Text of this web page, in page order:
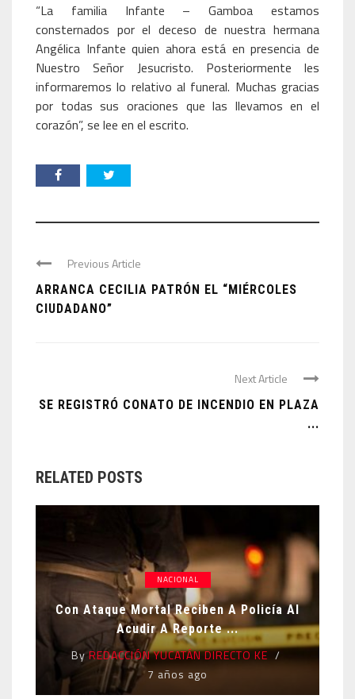
“La familia Infante – Gamboa estamos
consternados por el deceso de nuestra hermana
Angélica Infante quien ahora está en presencia de
Nuestro Señor Jesucristo. Posteriormente les
informaremos lo relativo al funeral. Muchas gracias
por todas sus oraciones que las llevamos en el
corazón”, se lee en el escrito.
Previous Article
ARRANCA CECILIA PATRÓN EL “MIÉRCOLES
CIUDADANO”
Next Article
SE REGISTRÓ CONATO DE INCENDIO EN PLAZA
...
RELATED POSTS
NACIONAL
Con Ataque Mortal Reciben A Policía Al
Acudir A Reporte ...
By REDACCIÓN YUCATÁN DIRECTO KE
7 años ago